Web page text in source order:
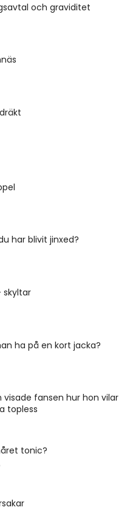
och graviditet
har blivit jinxed?
skyltar
ha på en kort jacka?
visade fansen hur hon vilar
topless
tonic?